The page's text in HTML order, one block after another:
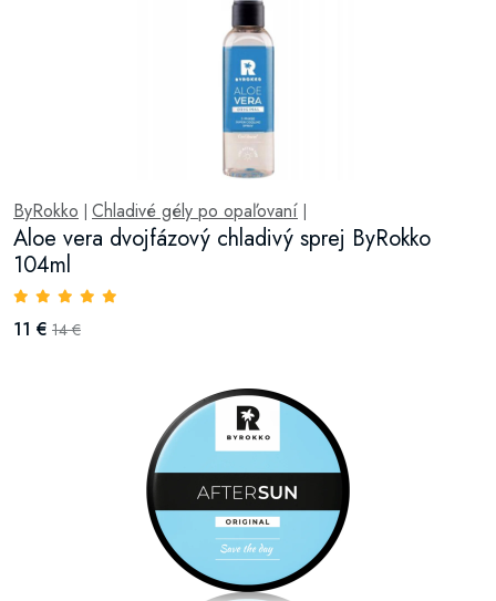
ByRokko Chladivé gély po opaľovaní
Aloe vera dvojfázový chladivý sprej ByRokko
104ml
11 € 14 €